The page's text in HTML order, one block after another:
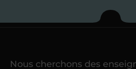
Je commence
Nous cherchons des